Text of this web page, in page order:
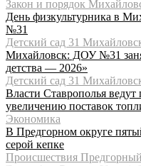
Закон и порядок
День физкультурника в
№31
Детский сад 31
Михайловск: ДОУ №31
детства — 2026»
Детский сад 31
Власти Ставрополья
увеличению поставок
Экономика
В Предгорном округе
серой кепке
Происшествия